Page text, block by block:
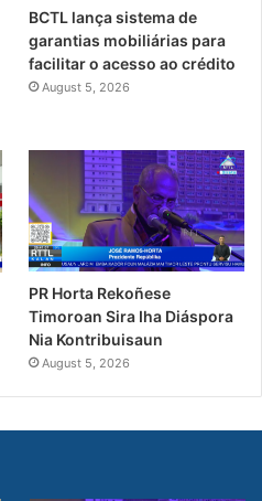
BCTL lança sistema de
garantias mobiliárias para
facilitar o acesso ao crédito
August 5, 2026
PR Horta Rekoñese
Timoroan Sira Iha Diáspora
Nia Kontribuisaun
August 5, 2026